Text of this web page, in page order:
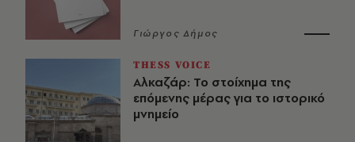
Γιώργος Δήμος
THESS VOICE
Αλκαζάρ: Το στοίχημα της
επόμενης μέρας για το ιστορικό
μνημείο